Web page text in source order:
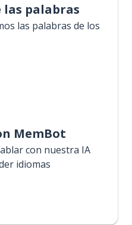
las palabras
las palabras de los
MemBot
con nuestra IA
idiomas